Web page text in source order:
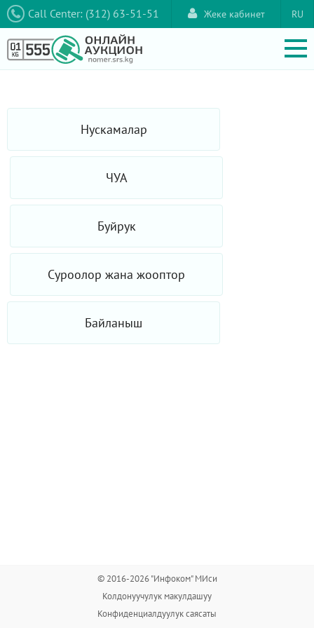
Call Center: (312) 63-51-51 RU
Жеке кабинет
Нускамалар
ЧУА
Буйрук
Суроолор жана жооптор
Байланыш
© 2016-2026 "Инфоком" МИси
Колдонуучулук макулдашуу
Конфиденциалдуулук саясаты